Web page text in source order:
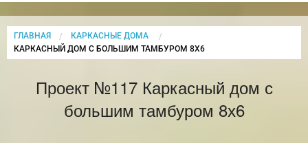
ГЛАВНАЯ
КАРКАСНЫЕ ДОМА
CURRENT:
КАРКАСНЫЙ ДОМ С БОЛЬШИМ ТАМБУРОМ 8Х6
Проект №117 Каркасный дом с
большим тамбуром 8х6